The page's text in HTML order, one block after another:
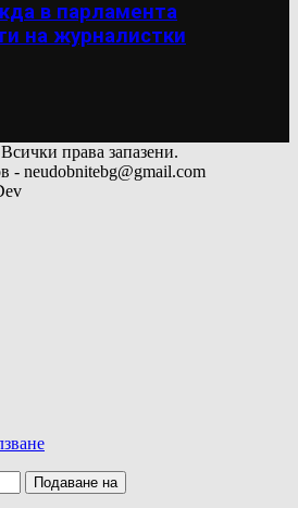
в парламента
на журналистки
права запазени.
neudobnitebg@gmail.com
Подаване на